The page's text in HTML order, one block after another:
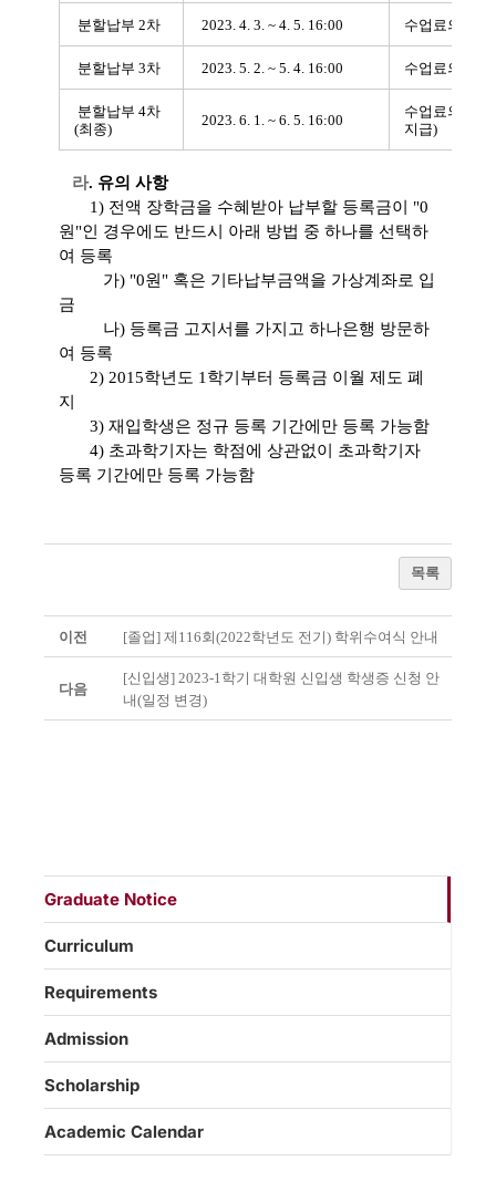
분할납부 2차 2023. 4. 3. ~ 4. 5. 16:00 수업료의 25%
분할납부 3차 2023. 5. 2. ~ 5. 4. 16:00 수업료의 25%
분할납부 4차
(최종)
2023. 6. 1. ~ 6. 5. 16:00
수업료의
지급)
라. 유의 사항
1) 전액 장학금을 수혜받아 납부할 등록금이 "0
원"인 경우에도 반드시 아래 방법 중 하나를 선택하
여 등록
가) "0원" 혹은 기타납부금액을 가상계좌로 입
금
나) 등록금 고지서를 가지고 하나은행 방문하
여 등록
2) 2015학년도 1학기부터 등록금 이월 제도 폐
지
3) 재입학생은 정규 등록 기간에만 등록 가능함
4) 초과학기자는 학점에 상관없이 초과학기자
등록 기간에만 등록 가능함
목록
이전 [졸업] 제116회(2022학년도 전기) 학위수여식 안내
다음
[신입생] 2023-1학기 대학원 신입생 학생증 신청 안
내(일정 변경)
Graduate Notice
Curriculum
Requirements
Admission
Scholarship
Academic Calendar